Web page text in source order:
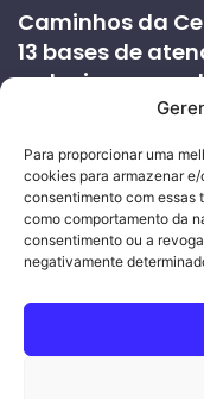
Para proporcionar uma
cookies para armazenar
consentimento com essas
como comportamento da
consentimento ou a
negativamente
Caminhos da
13 bases de
rodovias
Ouro